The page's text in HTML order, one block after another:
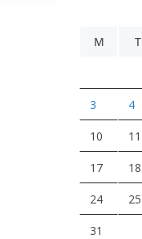
M
T
3 4
10 11
17 18
24 25
31